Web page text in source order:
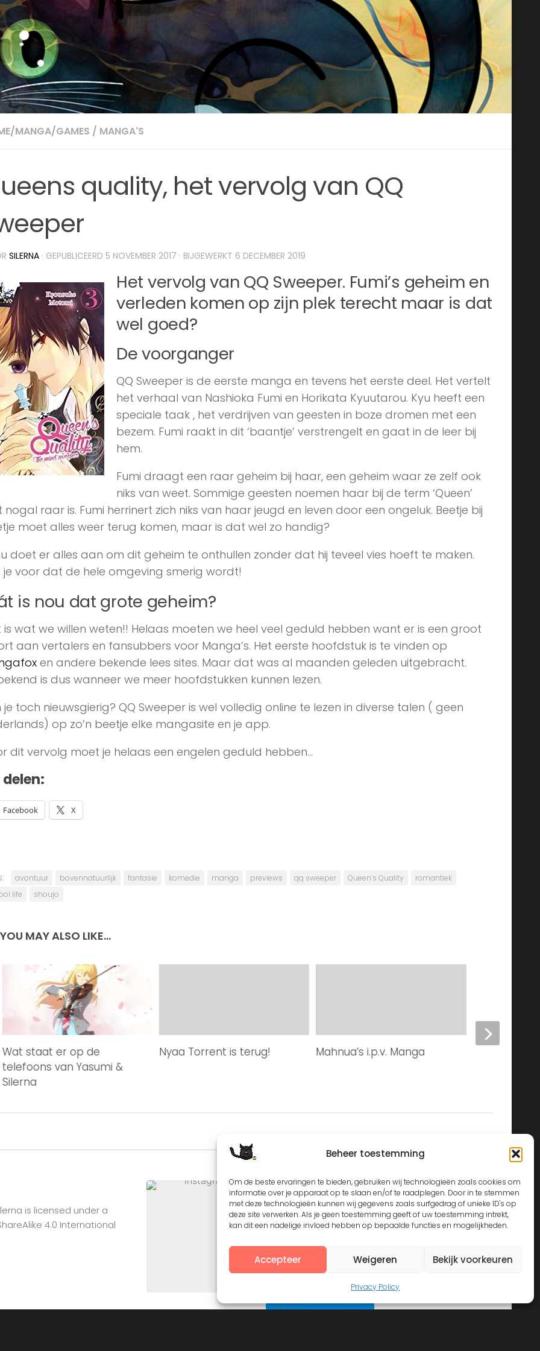
Beheer toestemming
Om de beste ervaringen te bieden, gebruiken wij technologieën zoals cookies om
informatie over je apparaat op te slaan en/of te raadplegen. Door in te stemmen
met deze technologieën kunnen wij gegevens zoals surfgedrag of unieke ID's op
deze site verwerken. Als je geen toestemming geeft of uw toestemming intrekt,
kan dit een nadelige invloed hebben op bepaalde functies en mogelijkheden.
Accepteer Weigeren Bekijk voorkeuren
Privacy Policy
MANGA/GAMES / MANGA'S
quality, het vervolg van QQ
SILERNA · GEPUBLICEERD 5 NOVEMBER 2017 · BIJGEWERKT 6 DECEMBER 2019
Het vervolg van QQ Sweeper. Fumi’s geheim en
verleden komen op zijn plek terecht maar is dat
wel goed?
De voorganger
QQ Sweeper is de eerste manga en tevens het eerste deel. Het vertelt
het verhaal van Nashioka Fumi en Horikata Kyuutarou. Kyu heeft een
speciale taak , het verdrijven van geesten in boze dromen met een
bezem. Fumi raakt in dit ‘baantje’ verstrengelt en gaat in de leer bij
hem.
Fumi draagt een raar geheim bij haar, een geheim waar ze zelf ook
niks van weet. Sommige geesten noemen haar bij de term ‘Queen’
nogal raar is. Fumi herrinert zich niks van haar jeugd en leven door een ongeluk. Beetje bij
moet alles weer terug komen, maar is dat wel zo handig?
doet er alles aan om dit geheim te onthullen zonder dat hij teveel vies hoeft te maken.
je voor dat de hele omgeving smerig wordt!
is nou dat grote geheim?
is wat we willen weten!! Helaas moeten we heel veel geduld hebben want er is een groot
aan vertalers en fansubbers voor Manga’s. Het eerste hoofdstuk is te vinden op
en andere bekende lees sites. Maar dat was al maanden geleden uitgebracht.
is dus wanneer we meer hoofdstukken kunnen lezen.
je toch nieuwsgierig? QQ Sweeper is wel volledig online te lezen in diverse talen ( geen
op zo’n beetje elke mangasite en je app.
dit vervolg moet je helaas een engelen geduld hebben…
delen:
Facebook X
avontuur bovennatuurlijk fantasie komedie manga previews qq sweeper Queen’s Quality
romantiek
life
shoujo
YOU MAY ALSO LIKE...
Nyaa Torrent is terug! Mahnua’s i.p.v. Manga
Wat staat er op de
telefoons van Yasumi &
Silerna
is licensed under a
4.0 International
View on Instagram